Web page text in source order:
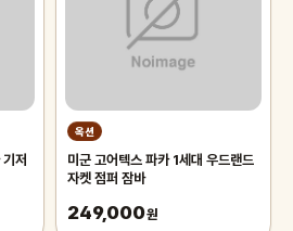
저
옥션
미군 고어텍스 파카 1세대 우드랜드
자켓 점퍼 잠바
249,000원